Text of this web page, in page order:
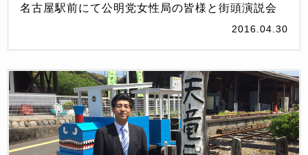
名古屋駅前にて公明党女性局の皆様と街頭演説会
2016.04.30